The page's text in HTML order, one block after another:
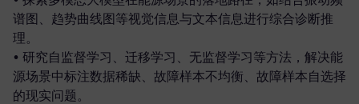
谱图、趋势曲线图等视觉信息与文本信息进行综合诊断推
理。
• 研究自监督学习、迁移学习、无监督学习等方法，解决能
源场景中标注数据稀缺、故障样本不均衡、故障样本自选择
的现实问题。